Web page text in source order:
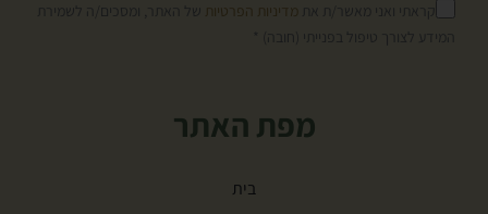
קראתי ואני מאשר/ת את מדיניות הפרטיות של האתר, ומסכים/ה לשמירת
המידע לצורך טיפול בפנייתי (חובה) *
מפת האתר
בית